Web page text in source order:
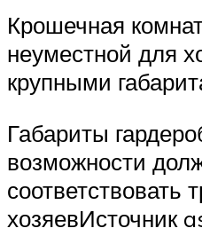
Крошечная
неуместной для
крупными
Габариты
возможности
соответствовать
хозяевИсточник